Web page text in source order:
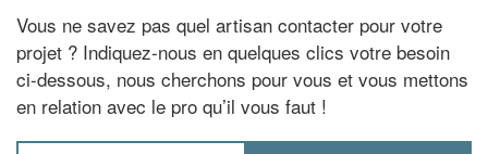
Vous ne savez pas quel artisan contacter pour votre
projet ? Indiquez-nous en quelques clics votre besoin
ci-dessous, nous cherchons pour vous et vous mettons
en relation avec le pro qu’il vous faut !